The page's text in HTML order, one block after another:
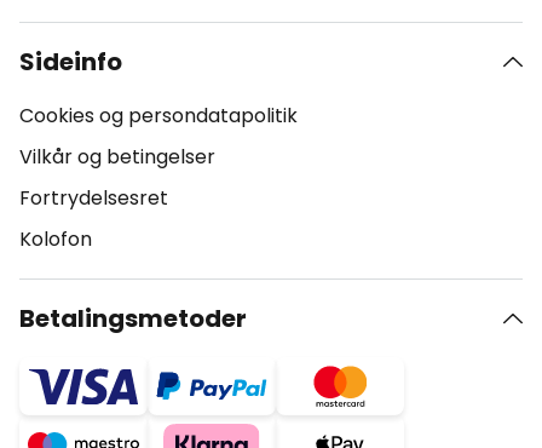
Sideinfo
Cookies og persondatapolitik
Vilkår og betingelser
Fortrydelsesret
Kolofon
Betalingsmetoder